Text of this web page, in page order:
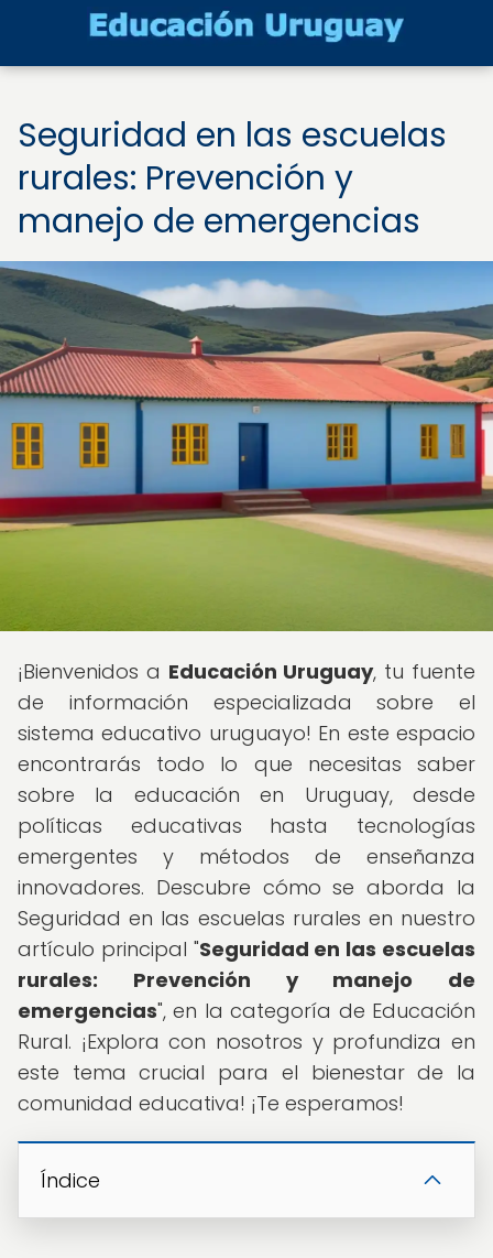
Seguridad en las escuelas
rurales: Prevención y
manejo de emergencias
¡Bienvenidos a Educación Uruguay, tu fuente
de información especializada sobre el
sistema educativo uruguayo! En este espacio
encontrarás todo lo que necesitas saber
sobre la educación en Uruguay, desde
políticas educativas hasta tecnologías
emergentes y métodos de enseñanza
innovadores. Descubre cómo se aborda la
Seguridad en las escuelas rurales en nuestro
artículo principal "Seguridad en las escuelas
rurales: Prevención y manejo de
emergencias", en la categoría de Educación
Rural. ¡Explora con nosotros y profundiza en
este tema crucial para el bienestar de la
comunidad educativa! ¡Te esperamos!
Índice